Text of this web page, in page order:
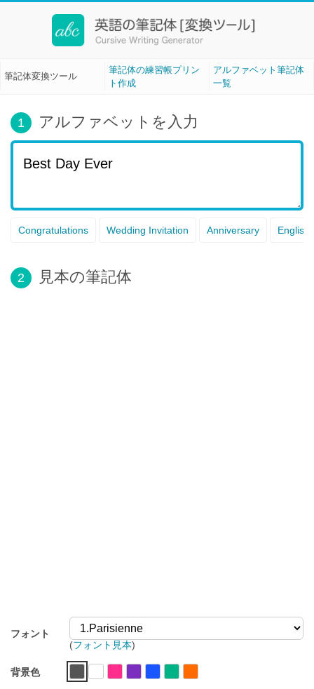
筆記体変換ツール[Cursive Writing]
筆記体変換ツール
筆記体の練習帳プリン
ト作成
アルファベット筆記体
一覧
1 アルファベットを入力
Congratulations Wedding Invitation Anniversary English
2 見本の筆記体
フォント
(フォント見本)
背景色